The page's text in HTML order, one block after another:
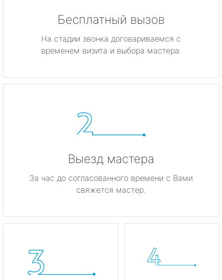
Бесплатный вызов
На стадии звонка договариваемся с
временем визита и выбора мастера.
Выезд мастера
За час до согласованного времени с Вами
свяжется мастер.